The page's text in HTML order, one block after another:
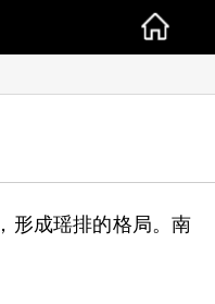
形成瑶排的格局。南